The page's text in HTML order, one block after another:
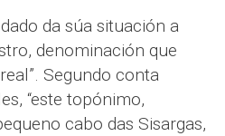
da súa situación a
denominación que
Segundo conta
“este topónimo,
cabo das Sisargas,